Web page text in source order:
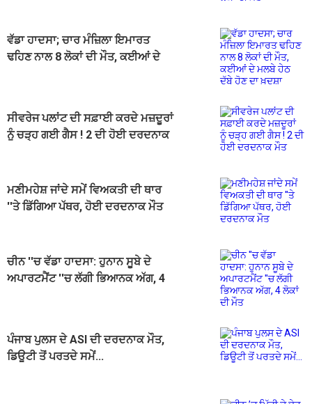
ਵੱਡਾ ਹਾਦਸਾ; ਚਾਰ ਮੰਜ਼ਿਲਾ ਇਮਾਰਤ
ਢਹਿਣ ਨਾਲ 8 ਲੋਕਾਂ ਦੀ ਮੌਤ, ਕਈਆਂ ਦੇ
ਸੀਵਰੇਜ ਪਲਾਂਟ ਦੀ ਸਫ਼ਾਈ ਕਰਦੇ ਮਜ਼ਦੂਰਾਂ
ਨੂੰ ਚੜ੍ਹ ਗਈ ਗੈਸ ! 2 ਦੀ ਹੋਈ ਦਰਦਨਾਕ
ਮਣੀਮਹੇਸ਼ ਜਾਂਦੇ ਸਮੇਂ ਵਿਅਕਤੀ ਦੀ ਥਾਰ
''ਤੇ ਡਿੱਗਿਆ ਪੱਥਰ, ਹੋਈ ਦਰਦਨਾਕ ਮੌਤ
ਚੀਨ ''ਚ ਵੱਡਾ ਹਾਦਸਾ: ਹੁਨਾਨ ਸੂਬੇ ਦੇ
ਅਪਾਰਟਮੈਂਟ ''ਚ ਲੱਗੀ ਭਿਆਨਕ ਅੱਗ, 4
ਪੰਜਾਬ ਪੁਲਸ ਦੇ ASI ਦੀ ਦਰਦਨਾਕ ਮੌਤ,
ਡਿਊਟੀ ਤੋਂ ਪਰਤਦੇ ਸਮੇਂ...